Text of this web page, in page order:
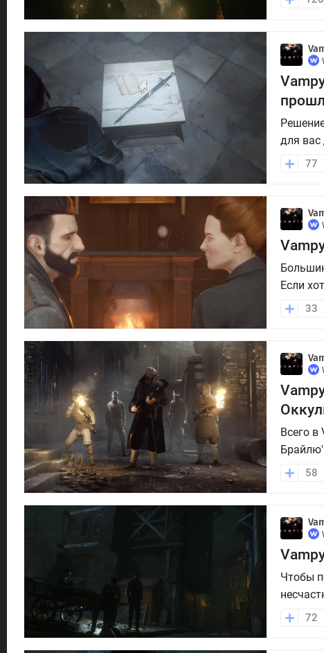
для вас
77
Если
33
Всего
Это58
Чтобы
менее
72